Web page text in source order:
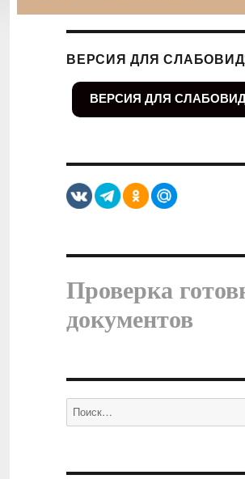
ВЕРСИЯ ДЛЯ
ВЕРСИЯ ДЛЯ
Проверка
документов
Искать: